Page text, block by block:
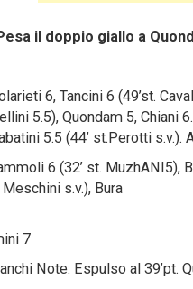
il doppio giallo a
6, Tancini 6 (49’st.
5.5), Quondam 5, Chiani
5.5 (44’ st.Perotti s.v.).
6 (32’ st. MuzhANI5),
Meschini s.v.), Bura
7
Note: Espulso al 39’pt.